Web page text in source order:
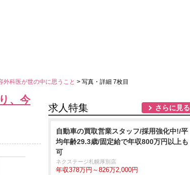
科医が世の中に思うこと > 写真・詳細 7枚目
、今
求人特集 さらに見る
自動車の買取営業スタッフ/採用強化中!/平
均年齢29.3歳/固定給で年収800万円以上も
可
ネクステージ札幌厚別店
年収378万円～826万2,000円